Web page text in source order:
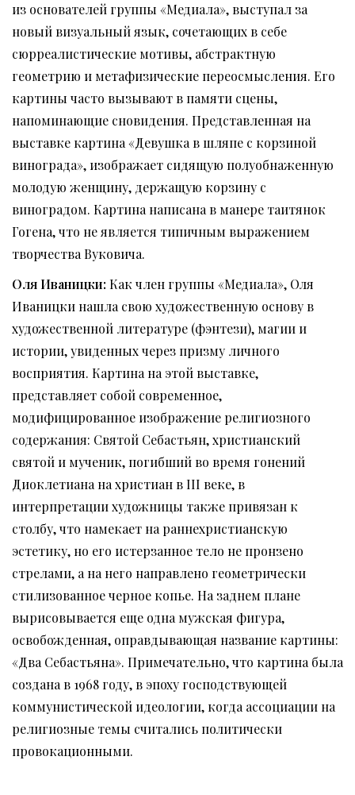
из основателей группы «Медиала», выступал за
новый визуальный язык, сочетающих в себе
сюрреалистические мотивы, абстрактную
геометрию и метафизические переосмысления. Его
картины часто вызывают в памяти сцены,
напоминающие сновидения. Представленная на
выставке картина «Девушка в шляпе с корзиной
винограда», изображает сидящую полуобнаженную
молодую женщину, держащую корзину с
виноградом. Картина написана в манере таитянок
Гогена, что не является типичным выражением
творчества Вуковича.
Оля Иваницки: Как член группы «Медиала», Оля
Иваницки нашла свою художественную основу в
художественной литературе (фэнтези), магии и
истории, увиденных через призму личного
восприятия. Картина на этой выставке,
представляет собой современное,
модифицированное изображение религиозного
содержания: Святой Себастьян, христианский
святой и мученик, погибший во время гонений
Диоклетиана на христиан в III веке, в
интерпретации художницы также привязан к
столбу, что намекает на раннехристианскую
эстетику, но его истерзанное тело не пронзено
стрелами, а на него направлено геометрически
стилизованное черное копье. На заднем плане
вырисовывается еще одна мужская фигура,
освобожденная, оправдывающая название картины:
«Два Себастьяна». Примечательно, что картина была
создана в 1968 году, в эпоху господствующей
коммунистической идеологии, когда ассоциации на
религиозные темы считались политически
провокационными.